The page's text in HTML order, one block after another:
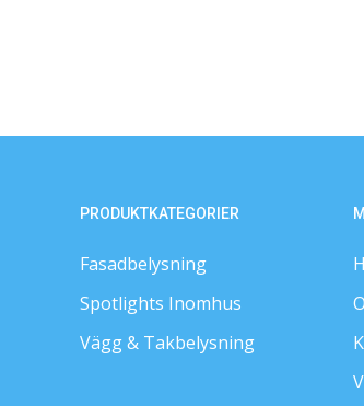
PRODUKTKATEGORIER
Fasadbelysning
Spotlights Inomhus
Vägg & Takbelysning